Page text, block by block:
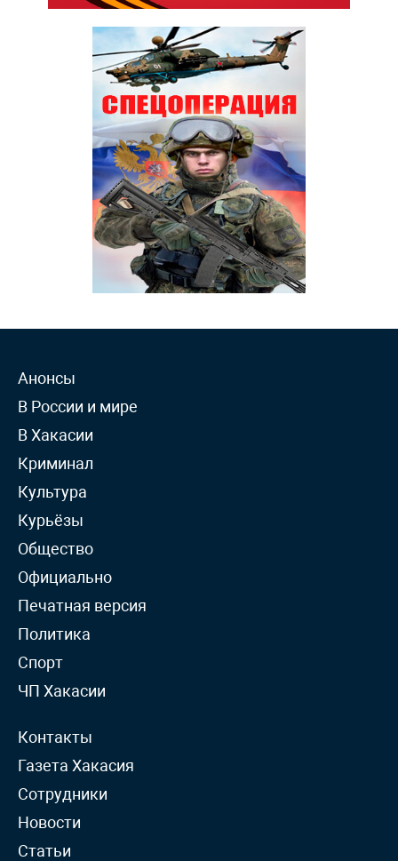
Анонсы
В России и мире
В Хакасии
Криминал
Культура
Курьёзы
Общество
Официально
Печатная версия
Политика
Спорт
ЧП Хакасии
Контакты
Газета Хакасия
Сотрудники
Новости
Статьи